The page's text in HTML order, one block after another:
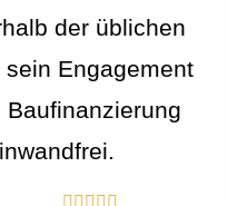
der üblichen
Engagement